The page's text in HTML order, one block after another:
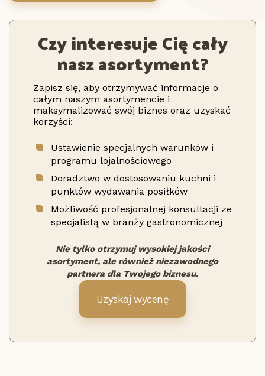
Czy interesuje Cię cały
nasz asortyment?
Zapisz się, aby otrzymywać informacje o
całym naszym asortymencie i
maksymalizować swój biznes oraz uzyskać
korzyści:
Ustawienie specjalnych warunków i
programu lojalnościowego
Doradztwo w dostosowaniu kuchni i
punktów wydawania posiłków
Możliwość profesjonalnej konsultacji ze
specjalistą w branży gastronomicznej
Nie tylko otrzymuj wysokiej jakości
asortyment, ale również niezawodnego
partnera dla Twojego biznesu.
Uzyskaj wycenę